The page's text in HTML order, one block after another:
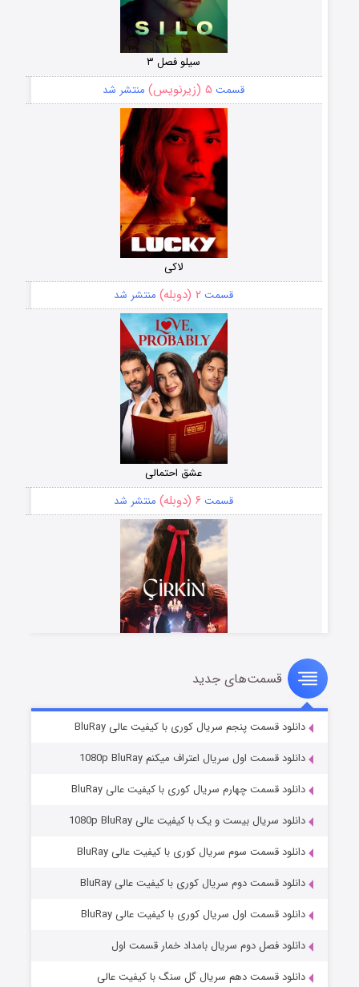
سیلو فصل ۳
قسمت ۵ (زیرنویس) منتشر شد
لاکی
قسمت ۲ (دوبله) منتشر شد
عشق احتمالی
قسمت ۶ (دوبله) منتشر شد
سریال زشت
قسمت۵ (زیرنویس) منتشر شد
وستی ها
قسمت۱ (زیرنویس) منتشر شد
قسمت‌های جدید
دانلود قسمت پنجم سریال کوری با کیفیت عالی BluRay
دانلود قسمت اول سریال اعتراف میکنم 1080p BluRay
دانلود قسمت چهارم سریال کوری با کیفیت عالی BluRay
دانلود سریال بیست و یک با کیفیت عالی 1080p BluRay
دانلود قسمت سوم سریال کوری با کیفیت عالی BluRay
دانلود قسمت دوم سریال کوری با کیفیت عالی BluRay
دانلود قسمت اول سریال کوری با کیفیت عالی BluRay
دانلود فصل دوم سریال بامداد خمار قسمت اول
دانلود قسمت دهم سریال گل سنگ با کیفیت عالی